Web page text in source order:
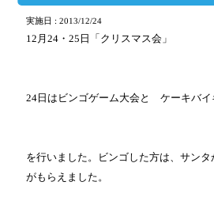
実施日 : 2013/12/24
12月24・25日「クリスマス会」
24日はビンゴゲーム大会と ケーキバイ
を行いました。ビンゴした方は、サン
がもらえました。